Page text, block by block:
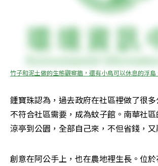
竹子和泥土做的生態觀察牆，還有小鳥可以休息的浮島
鍾寶珠認為，過去政府在社區裡做了很
不符合社區需要，成為蚊子館。南華社區
涼亭到公園，全部自己來，不但省錢，又
創意在阿公手上，也在農地裡生長。位